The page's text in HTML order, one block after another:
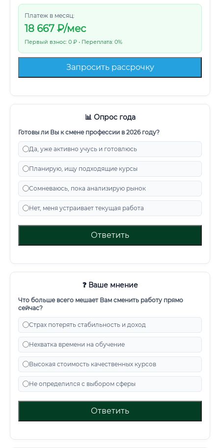
Платеж в месяц:
18 667 ₽/мес
Первый взнос: 0 ₽ • Переплата: 0%
Запросить рассрочку
📊 Опрос года
Готовы ли Вы к смене профессии в 2026 году?
Да, уже активно учусь и готовлюсь
Планирую, ищу подходящие курсы
Сомневаюсь, пока анализирую рынок
Нет, меня устраивает текущая работа
Ответить
❓ Ваше мнение
Что больше всего мешает Вам сменить работу прямо
сейчас?
Страх потерять стабильность и доход
Нехватка времени на обучение
Высокая стоимость качественных курсов
Не определился с выбором сферы
Ответить